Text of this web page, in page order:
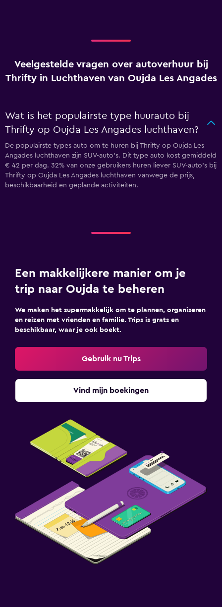
Veelgestelde vragen over autoverhuur bij
Thrifty in Luchthaven van Oujda Les Angades
Wat is het populairste type huurauto bij
Thrifty op Oujda Les Angades luchthaven?
De populairste types auto om te huren bij Thrifty op Oujda Les
Angades luchthaven zijn SUV-auto's. Dit type auto kost gemiddeld
€ 42 per dag. 32% van onze gebruikers huren liever SUV-auto's bij
Thrifty op Oujda Les Angades luchthaven vanwege de prijs,
beschikbaarheid en geplande activiteiten.
Een makkelijkere manier om je
trip naar Oujda te beheren
We maken het supermakkelijk om te plannen, organiseren
en reizen met vrienden en familie. Trips is grats en
beschikbaar, waar je ook boekt.
Gebruik nu Trips
Vind mijn boekingen